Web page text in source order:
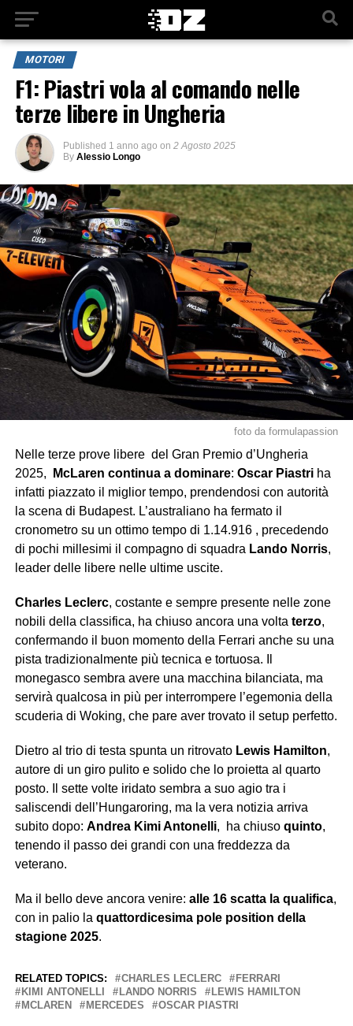
MOTORI
F1: Piastri vola al comando nelle
terze libere in Ungheria
Published 1 anno ago on 2 Agosto 2025
By Alessio Longo
foto da formulapassion
Nelle terze prove libere del Gran Premio d’Ungheria
2025,
McLaren continua a dominare: Oscar Piastriha
infatti piazzato il miglior tempo, prendendosi con autorità
la scena di Budapest. L’australiano ha fermato il
cronometro su un ottimo tempo di 1.14.916 , precedendo
di pochi millesimi il compagno di squadra Lando Norris,
leader delle libere nelle ultime uscite.
Charles Leclerc, costante e sempre presente nelle zone
nobili della classifica, ha chiuso ancora una volta terzo,
confermando il buon momento della Ferrari anche su una
pista tradizionalmente più tecnica e tortuosa. Il
monegasco sembra avere una macchina bilanciata, ma
servirà qualcosa in più per interrompere l’egemonia della
scuderia di Woking, che pare aver trovato il setup perfetto.
Dietro al trio di testa spunta un ritrovato Lewis Hamilton,
autore di un giro pulito e solido che lo proietta al quarto
posto. Il sette volte iridato sembra a suo agio tra i
saliscendi dell’Hungaroring, ma la vera notizia arriva
subito dopo: Andrea Kimi Antonelli, ha chiuso quinto,
tenendo il passo dei grandi con una freddezza da
veterano.
Ma il bello deve ancora venire: alle 16 scatta la qualifica,
con in palio la quattordicesima pole position della
stagione 2025.
RELATED TOPICS: CHARLES LECLERC
FERRARI
KIMI ANTONELLI
LANDO NORRIS
LEWIS HAMILTON
MCLAREN
MERCEDES OSCAR PIASTRI